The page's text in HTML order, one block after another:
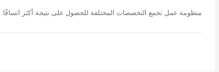
عمل تجمع التخصصات المختلفة للحصول على نتيجة أكثر اتساقًا.